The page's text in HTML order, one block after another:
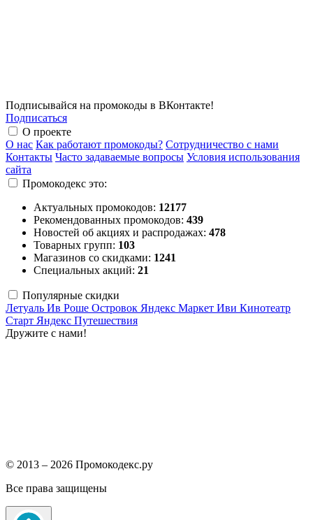
Подписывайся на промокоды в ВКонтакте!
Подписаться
О проекте
О нас Как работают промокоды? Сотрудничество с нами
Контакты Часто задаваемые вопросы Условия использования
сайта
Промокодекс это:
Актуальных промокодов: 12177
Рекомендованных промокодов: 439
Новостей об акциях и распродажах: 478
Товарных групп: 103
Магазинов со скидками: 1241
Специальных акций: 21
Популярные скидки
Летуаль Ив Роше Островок Яндекс Маркет Иви Кинотеатр
Старт Яндекс Путешествия
Дружите с нами!
© 2013 – 2026 Промокодекс.ру
Все права защищены